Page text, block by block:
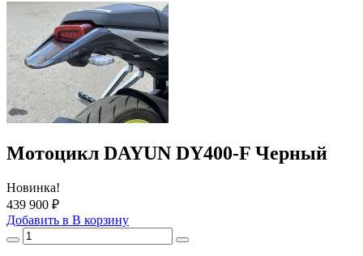
Мотоцикл DAYUN DY400-F Черный
Новинка!
439 900 ₽
Добавить в В корзину